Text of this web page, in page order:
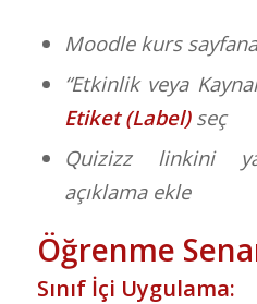
Moodle kurs
“Etkinlik veya
Etiket (Label)seç
Quizizz linkini
açıklama ekle
Öğrenme
Sınıf İçi Uygulama: